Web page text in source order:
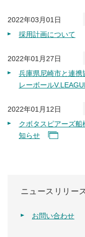
2022年03月01日
採用計画について
2022年01月27日
兵庫県尼崎市と連
レーボール
2022年01月12日
クボタスピアーズ
知らせ
ニュースリリー
お問い合わせ